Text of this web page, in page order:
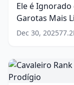
(13
words)
Desprezado,
Mas
Conquista
As
Mais
Lindas
Da
Ele é
Garotas Mais
Dec 30, 2025
Cavaleiro
Rank
S+